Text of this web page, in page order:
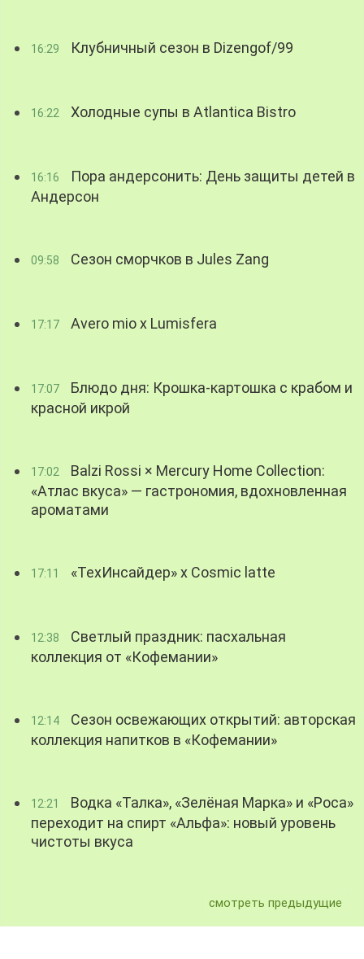
16:29 Клубничный сезон в Dizengof/99
16:22 Холодные супы в Atlantica Bistro
16:16
Пора андерсонить: День защиты детей в
Андерсон
09:58 Сезон сморчков в Jules Zang
17:17 Avero mio x Lumisfera
17:07
Блюдо дня: Крошка-картошка с крабом и
красной икрой
17:02
Balzi Rossi × Mercury Home Collection:
«Атлас вкуса» — гастрономия, вдохновленная
ароматами
17:11 «ТехИнсайдер» х Cosmic latte
12:38
Светлый праздник: пасхальная
коллекция от «Кофемании»
12:14
Сезон освежающих открытий: авторская
коллекция напитков в «Кофемании»
12:21
Водка «Талка», «Зелёная Марка» и «Роса»
переходит на спирт «Альфа»: новый уровень
чистоты вкуса
смотреть предыдущие